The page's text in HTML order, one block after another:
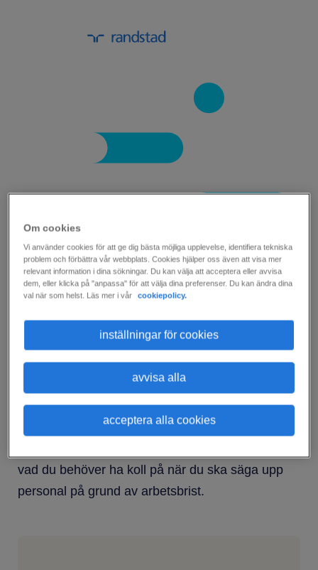
guide: omställningsprocessen i 9 steg.
Att behöva säga upp medarbetare är en av de
tuffaste situationer som en arbetsgivare kan
möta, men ibland oundvikligt. Oavsett anledning
är det viktigt att omställningen hanteras väl, både
för individens skull men också för dig som
I den här guiden har vi sammanställt de
vad du behöver ha koll på när du ska säga upp
personal på grund av arbetsbrist.
Om cookies
Vi använder cookies för att ge dig bästa möjliga upplevelse, identifiera tekniska
problem och förbättra vår webbplats. Cookies hjälper oss även att visa mer
relevant information i dina sökningar. Du kan välja att acceptera eller avvisa
dem, eller klicka på "anpassa" för att välja dina preferenser. Du kan ändra dina
val när som helst. Läs mer i vår
cookiepolicy.
inställningar för cookies
avvisa alla
acceptera alla cookies